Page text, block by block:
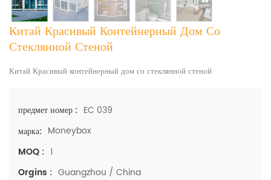
Китай Красивый Контейнерный Дом Со
Стеклянной Стеной
Китай Красивый контейнерный дом со стеклянной стеной
предмет номер : EC 039
марка: Moneybox
MOQ : 1
Orgins : Guangzhou / China